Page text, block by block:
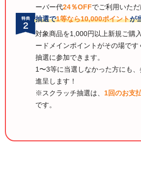
ーバー代24％OFFでご利用いただ
抽選で1等なら10,000ポイントが
対象商品を1,000円以上新規ご購
ードメインポイントがその場で
抽選に参加できます。
1〜3等に当選しなかった方にも
進呈します！
※スクラッチ抽選は、 1回のお支
です。